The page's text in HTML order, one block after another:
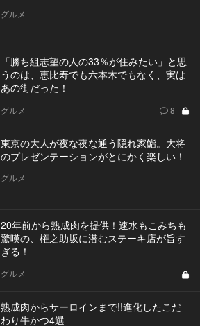
グルメ
「勝ち組志望の人の33％が住みたい」と思
うのは、恵比寿でも六本木でもなく、実は
あの街だった！
グルメ 8
東京の大人が夜な夜な通う隠れ家鮨。大将
のプレゼンテーションがとにかく楽しい！
グルメ
20年前から熟成肉を提供！速水もこみちも
驚嘆の、権之助坂に潜むステーキ店が旨す
ぎる！
グルメ
熟成肉からサーロインまで!!進化したこだ
わり牛かつ4選